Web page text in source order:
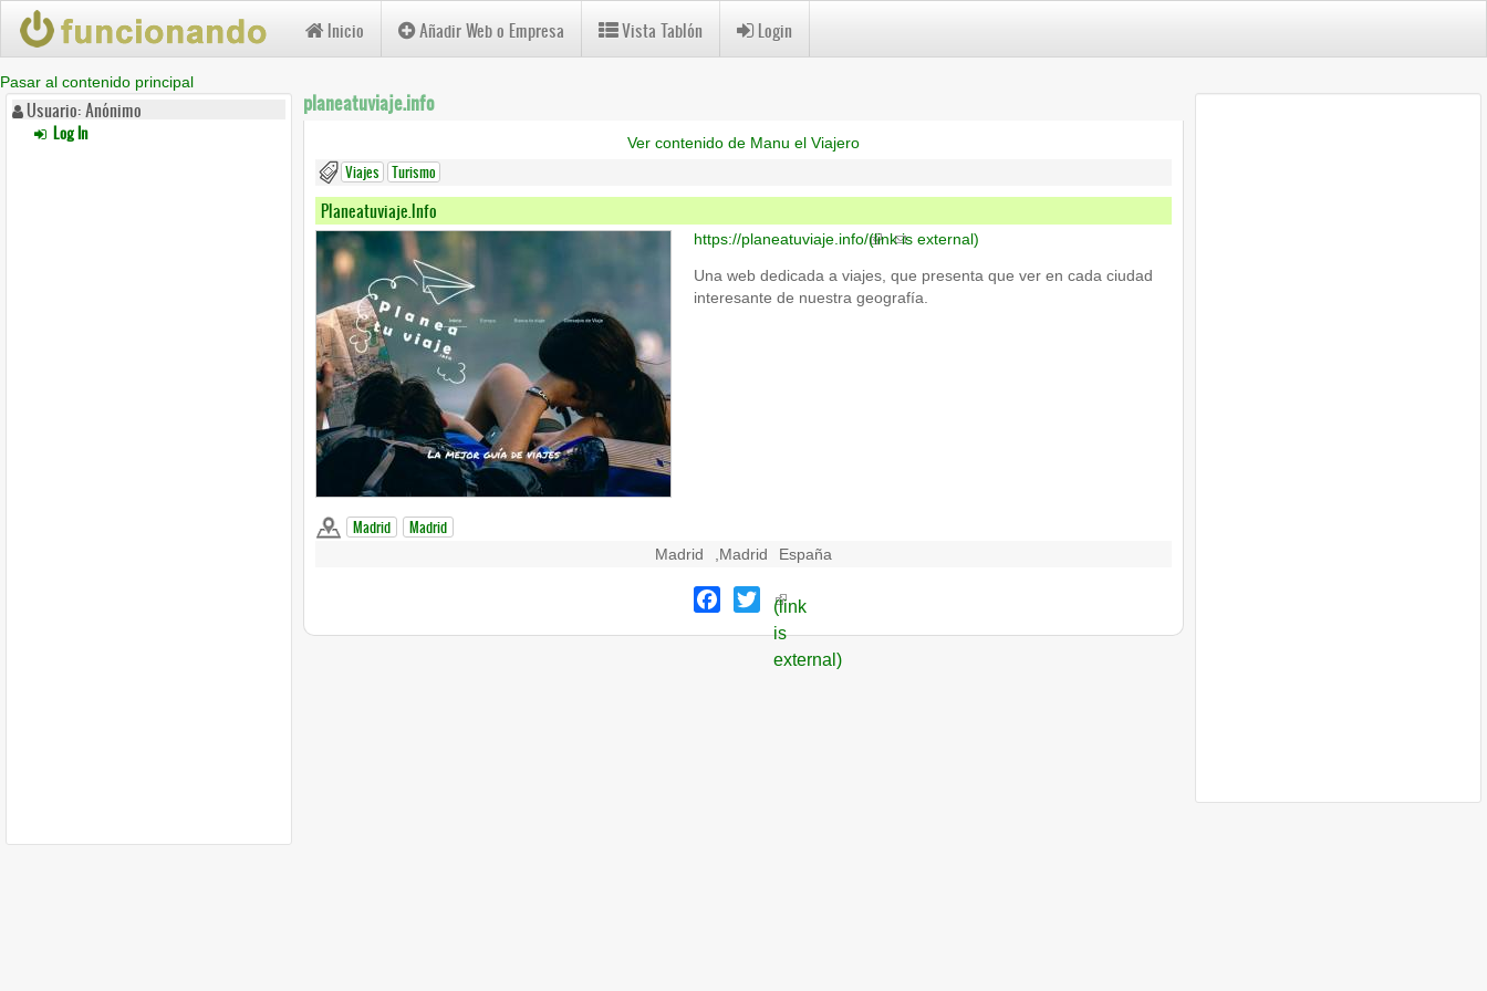
Pasar al contenido principal
Inicio Añadir Web o Empresa Vista Tablón Login
Usuario: Anónimo
Log In
planeatuviaje.info
Ver contenido de Manu el Viajero
Viajes Turismo
Planeatuviaje.info
https://planeatuviaje.info/(link is external)
Una web dedicada a viajes, que presenta que ver en cada ciudad
interesante de nuestra geografía.
Madrid Madrid
Madrid Madrid España
Facebook
Twitter
(link
is
external)